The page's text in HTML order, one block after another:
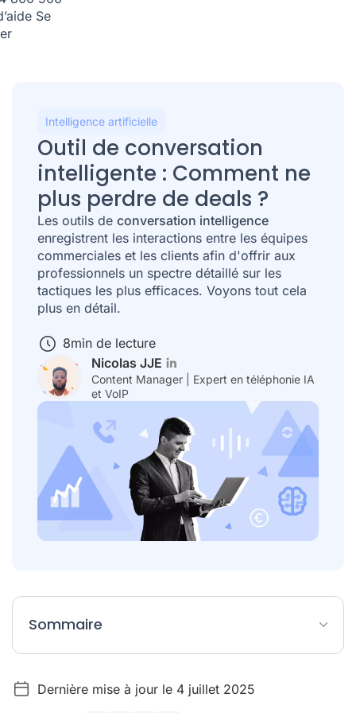
Se
Intelligence artificielle
Outil de conversation
intelligente : Comment ne
plus perdre de deals ?
Les outils de conversation intelligence
enregistrent les interactions entre les équipes
commerciales et les clients afin d'offrir aux
professionnels un spectre détaillé sur les
tactiques les plus efficaces. Voyons tout cela
plus en détail.
8min de lecture
Nicolas JJE
Content Manager | Expert en téléphonie IA
et VoIP
Sommaire
Qu'est-ce qu'un logiciel de conversation intelligence ?
Dernière mise à jour le 4 juillet 2025